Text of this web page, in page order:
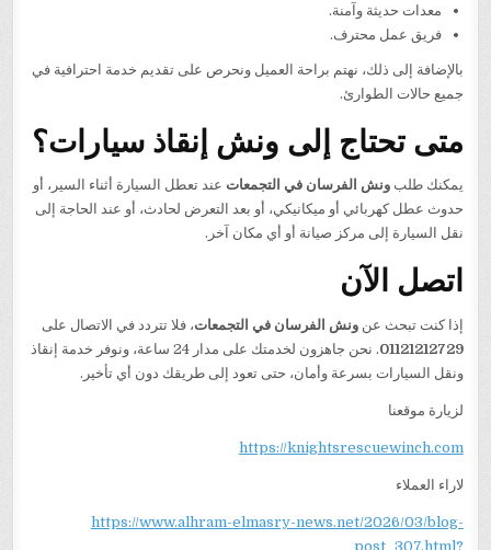
معدات حديثة وآمنة.
فريق عمل محترف.
بالإضافة إلى ذلك، نهتم براحة العميل ونحرص على تقديم خدمة احترافية في
جميع حالات الطوارئ.
متى تحتاج إلى ونش إنقاذ سيارات؟
يمكنك طلبونش الفرسان في التجمعات عند تعطل السيارة أثناء السير، أو
حدوث عطل كهربائي أو ميكانيكي، أو بعد التعرض لحادث، أو عند الحاجة إلى
نقل السيارة إلى مركز صيانة أو أي مكان آخر.
اتصل الآن
إذا كنت تبحث عنونش الفرسان في التجمعات، فلا تتردد في الاتصال على
01121212729
. نحن جاهزون لخدمتك على مدار 24 ساعة، ونوفر خدمة إنقاذ
ونقل السيارات بسرعة وأمان، حتى تعود إلى طريقك دون أي تأخير.
لزيارة موقعنا
https://knightsrescuewinch.com
لاراء العملاء
https://www.alhram-elmasry-news.net/2026/03/blog-
post_307.html?